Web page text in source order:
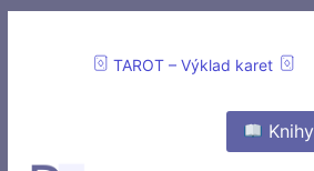
TAROT – Výklad karet
Knihy